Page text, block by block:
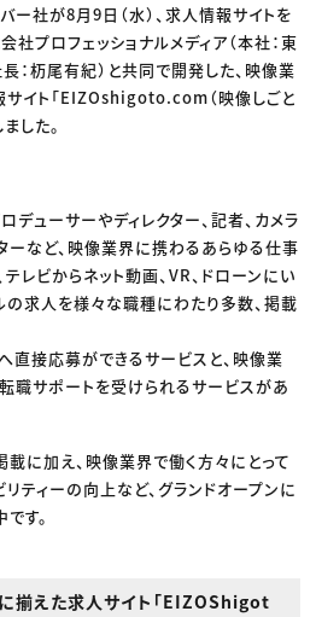
ー
のお知らせ
ー社が8月9日（水）、求人情報サイトを
プロフェッショナルメディア（本社：東
：杤尾有紀）と共同で開発した、映像業
イト「EIZOshigoto.com（映像しごと
した。
ューサーやディレクター、記者、カメラ
ーなど、映像業界に携わるあらゆる仕事
レビからネット動画、VR、ドローンにい
の求人を様々な職種にわたり多数、掲載
直接応募ができるサービスと、映像業
職サポートを受けられるサービスがあ
に加え、映像業界で働く方々にとって
ティーの向上など、グランドオープンに
す。
揃えた求人サイト「EIZOShigot